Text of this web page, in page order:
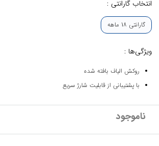
انتخاب گارانتی :
گارانتی 18 ماهه
ویژگی‌ها :
روکش الیاف بافته شده
با پشتیبانی از قابلیت شارژ سریع